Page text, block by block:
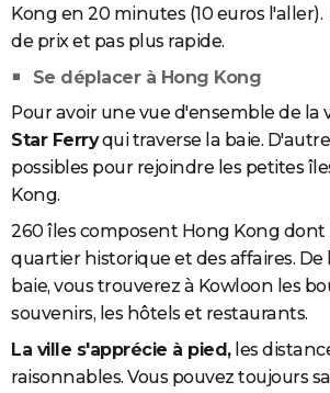
Kong en 20 minutes (10 euros l'aller).
de prix et pas plus rapide.
Se déplacer à Hong Kong
Pour avoir une vue d'ensemble de la
Star Ferryqui traverse la baie.
possibles pour rejoindre les petites
Kong.
260 îles composent Hong Kong dont
quartier historique et des affaires. De
baie, vous trouverez à Kowloon les
souvenirs, les hôtels et restaurants.
La ville s'apprécie à pied,les
raisonnables. Vous pouvez toujours